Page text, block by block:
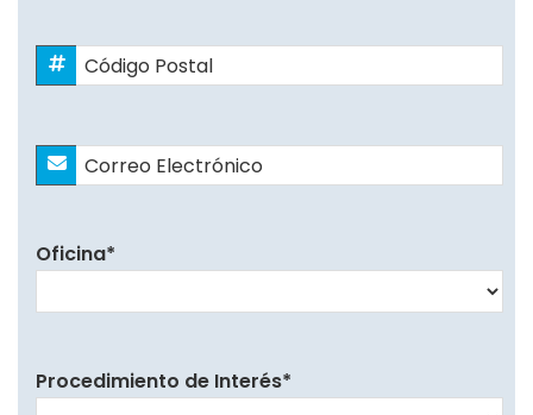
Código
Postal
*
Correo
Electrónico
*
Oficina*
Procedimiento de Interés*